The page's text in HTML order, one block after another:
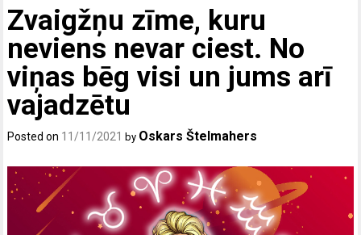
Zvaigžņu zīme, kuru
neviens nevar ciest. No
viņas bēg visi un jums arī
vajadzētu
Posted on 11/11/2021 by Oskars Štelmahers